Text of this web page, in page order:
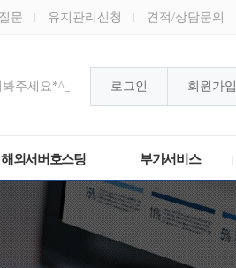
문 유지관리신청 견적/상담문의
주세요*^_^*
로그인 회원가입
해외서버호스팅 부가서비스